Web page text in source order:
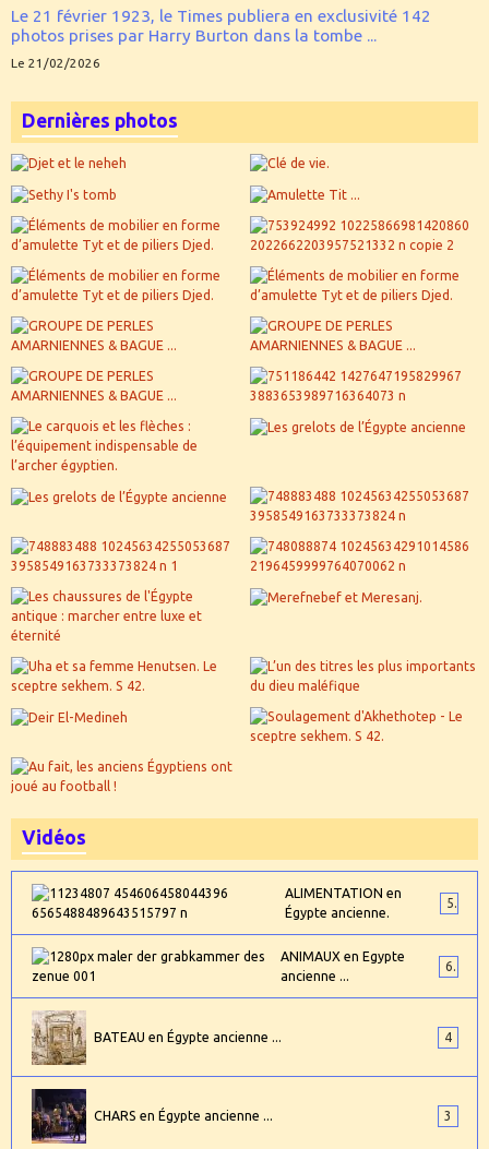
Le 21 février 1923, le Times publiera en exclusivité 142
photos prises par Harry Burton dans la tombe ...
Le 21/02/2026
Dernières photos
Vidéos
ALIMENTATION en
Égypte ancienne.
5
ANIMAUX en Egypte
ancienne ...
6
BATEAU en Égypte ancienne ... 4
CHARS en Égypte ancienne ... 3